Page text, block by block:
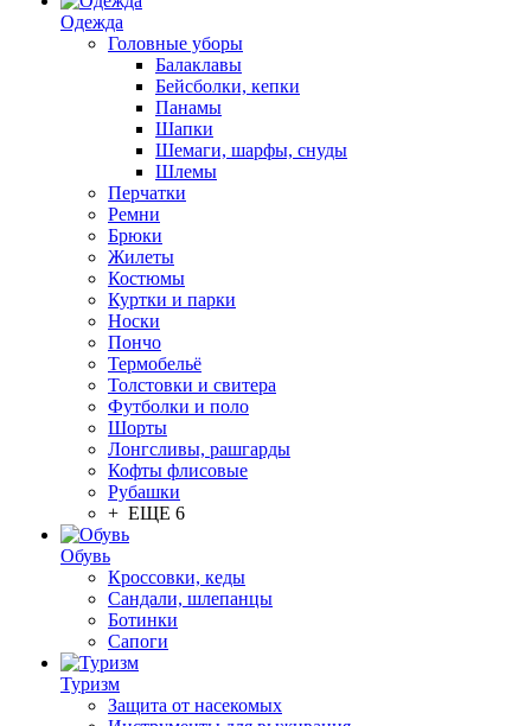
Одежда
Головные уборы
Балаклавы
Бейсболки, кепки
Панамы
Шапки
Шемаги, шарфы, снуды
Шлемы
Перчатки
Ремни
Брюки
Жилеты
Костюмы
Куртки и парки
Носки
Пончо
Термобельё
Толстовки и свитера
Футболки и поло
Шорты
Лонгсливы, рашгарды
Кофты флисовые
Рубашки
+ ЕЩЕ 6
Обувь
Кроссовки, кеды
Сандали, шлепанцы
Ботинки
Сапоги
Туризм
Защита от насекомых